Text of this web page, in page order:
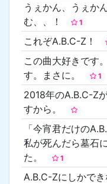
うぇかん、うぇか
む、、！
1
これぞA.B.C-Z！
この曲大好きです
す。まさに。
1
2018年のA.B.C-Z
すから。
「今宵君だけの
私が死んだら墓石
た。
1
A.B.C-Zにしかで